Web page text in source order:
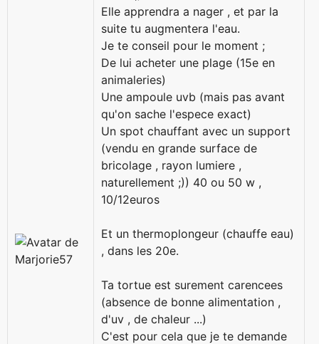
Elle apprendra a nager , et par la
suite tu augmentera l'eau.
Je te conseil pour le moment ;
De lui acheter une plage (15e en
animaleries)
Une ampoule uvb (mais pas avant
qu'on sache l'espece exact)
Un spot chauffant avec un support
(vendu en grande surface de
bricolage , rayon lumiere ,
naturellement ;)) 40 ou 50 w ,
10/12euros
Et un thermoplongeur (chauffe eau)
, dans les 20e.
Ta tortue est surement carencees
(absence de bonne alimentation ,
d'uv , de chaleur ...)
C'est pour cela que je te demande